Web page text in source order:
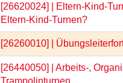
[26620024] | Eltern-Kind-
Eltern-Kind-Turnen?
[26260010] |
[26440050] | Arbeits-,
Trampolinturnen